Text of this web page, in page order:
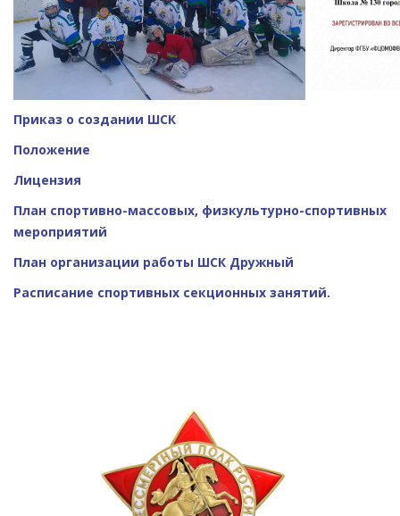
Приказ о создании ШСК
Положение
Лицензия
План спортивно-массовых, физкультурно-спортивных
мероприятий
План организации работы ШСК Дружный
Расписание спортивных секционных занятий.